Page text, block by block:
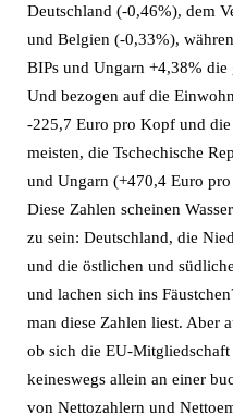
Deutschland (-0,46%), dem
und Belgien (-0,33%),
BIPs und Ungarn +4,38%
Und bezogen auf die
-225,7 Euro pro Kopf und
meisten, die Tschechische
und Ungarn (+470,4 Euro
Diese Zahlen scheinen
zu sein: Deutschland, die
und die östlichen und
und lachen sich ins
man diese Zahlen liest. Aber
ob sich die EU-
keineswegs allein an einer
von Nettozahlern und